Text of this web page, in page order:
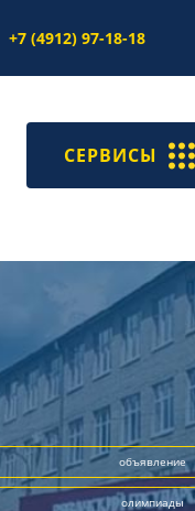
+7 (4912) 97-18-18
СЕРВИСЫ
объявление
олимпиады